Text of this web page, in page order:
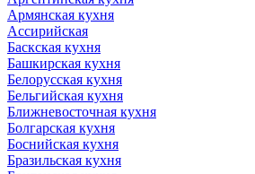
Армянская кухня
Ассирийская
Баскская кухня
Башкирская кухня
Белорусская кухня
Бельгийская кухня
Ближневосточная кухня
Болгарская кухня
Боснийская кухня
Бразильская кухня